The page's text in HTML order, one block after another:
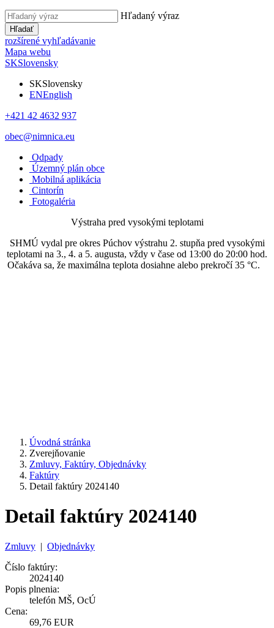
Hľadaný výraz
Hľadať
rozšírené vyhľadávanie
Mapa webu
SKSlovensky
SKSlovensky
ENEnglish
+421 42 4632 937
obec@nimnica.eu
Odpady
Územný plán obce
Mobilná aplikácia
Cintorín
Fotogaléria
Výstraha pred vysokými teplotami
SHMÚ vydal pre okres Púchov výstrahu 2. stupňa pred vysokými
teplotami na 3., 4. a 5. augusta, vždy v čase od 13:00 do 20:00 hod.
Očakáva sa, že maximálna teplota dosiahne alebo prekročí 35 °C.
Úvodná stránka
Zverejňovanie
Zmluvy, Faktúry, Objednávky
Faktúry
Detail faktúry 2024140
Detail faktúry 2024140
Zmluvy | Objednávky
Číslo faktúry:
2024140
Popis plnenia:
telefón MŠ, OcÚ
Cena:
69,76 EUR